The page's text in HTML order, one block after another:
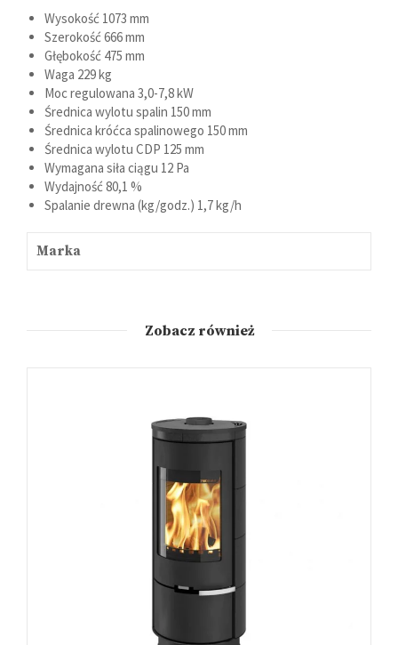
Wysokość 1073 mm
Szerokość 666 mm
Głębokość 475 mm
Waga 229 kg
Moc regulowana 3,0-7,8 kW
Średnica wylotu spalin 150 mm
Średnica króćca spalinowego 150 mm
Średnica wylotu CDP 125 mm
Wymagana siła ciągu 12 Pa
Wydajność 80,1 %
Spalanie drewna (kg/godz.) 1,7 kg/h
Marka
Zobacz również